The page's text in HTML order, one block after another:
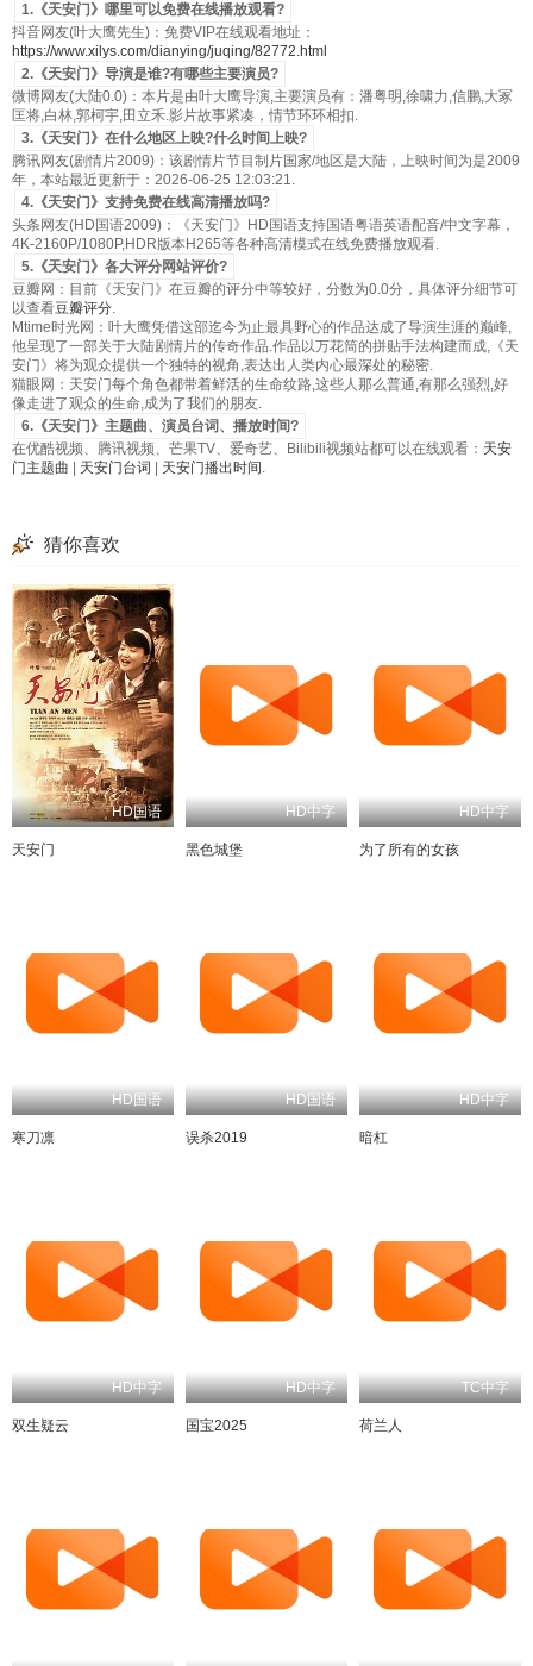
1.《天安门》哪里可以免费在线播放观看?
抖音网友(叶大鹰先生)：免费VIP在线观看地址：
https://www.xilys.com/dianying/juqing/82772.html
2.《天安门》导演是谁?有哪些主要演员?
微博网友(大陆0.0)：本片是由叶大鹰导演,主要演员有：潘粤明,徐啸力,信鹏,大冢
匡将,白林,郭柯宇,田立禾.影片故事紧凑，情节环环相扣.
3.《天安门》在什么地区上映?什么时间上映?
腾讯网友(剧情片2009)：该剧情片节目制片国家/地区是大陆，上映时间为是2009
年，本站最近更新于：2026-06-25 12:03:21.
4.《天安门》支持免费在线高清播放吗?
头条网友(HD国语2009)：《天安门》HD国语支持国语粤语英语配音/中文字幕，
4K-2160P/1080P,HDR版本H265等各种高清模式在线免费播放观看.
5.《天安门》各大评分网站评价?
豆瓣网：目前《天安门》在豆瓣的评分中等较好，分数为0.0分，具体评分细节可
以查看豆瓣评分.
Mtime时光网：叶大鹰凭借这部迄今为止最具野心的作品达成了导演生涯的巅峰,
他呈现了一部关于大陆剧情片的传奇作品.作品以万花筒的拼贴手法构建而成,《天
安门》将为观众提供一个独特的视角,表达出人类内心最深处的秘密.
猫眼网：天安门每个角色都带着鲜活的生命纹路,这些人那么普通,有那么强烈,好
像走进了观众的生命,成为了我们的朋友.
6.《天安门》主题曲、演员台词、播放时间?
在优酷视频、腾讯视频、芒果TV、爱奇艺、Bilibili视频站都可以在线观看： 天安
门主题曲
天安门台词 天安门播出时间 .
猜你喜欢
HD国语
天安门
HD中字
黑色城堡
HD中字
为了所有的女孩
HD国语
寒刀凛
HD国语
误杀2019
HD中字
暗杠
HD中字
双生疑云
HD中字
国宝2025
TC中字
荷兰人